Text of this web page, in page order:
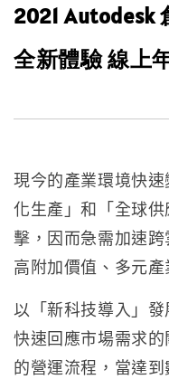
2021 Autodesk
全新體驗 線上
現今的產業環境快
化生產」和「全球
擊，因而急需加速
高附加價值、多元
以「新科技導入」
快速回應市場需求
的營運流程，當達